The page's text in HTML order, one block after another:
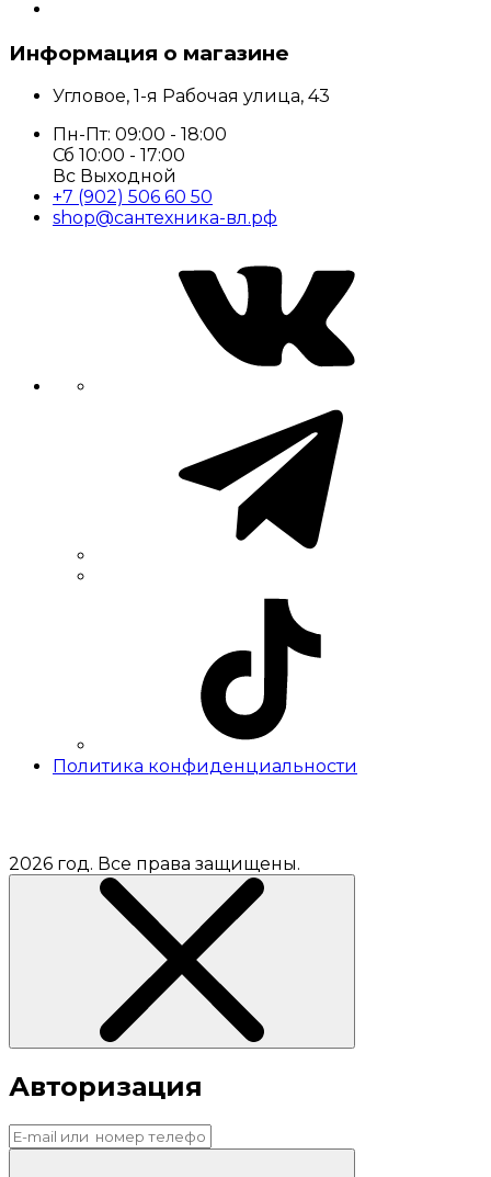
Информация о магазине
Угловое, 1-я Рабочая улица, 43
Пн-Пт: 09:00 - 18:00
Сб 10:00 - 17:00
Вс Выходной
+7 (902) 506 60 50
shop@сантехника-вл.рф
Политика конфиденциальности
2026 год. Все права защищены.
Авторизация